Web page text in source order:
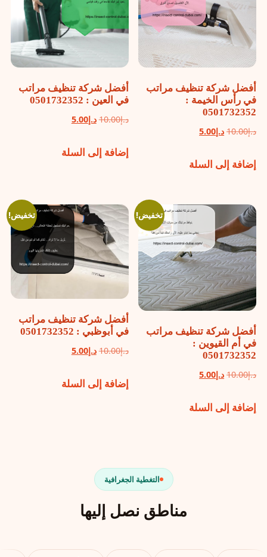
أفضل شركة تنظيف مراتب
في رأس الخيمة :
0501732352
د.إ10.00 السعر
هو:
د.إ5.00السعر
هو:
إضافة إلى السلة
أفضل شركة تنظيف مراتب
في العين : 0501732352
د.إ10.00السعر
هو:
د.إ5.00السعر
هو:
إضافة إلى السلة
تخفيض!
أفضل شركة تنظيف مراتب
في أم القيوين :
0501732352
د.إ10.00 السعر
هو:
د.إ5.00السعر
هو:
إضافة إلى السلة
تخفيض!
أفضل شركة تنظيف مراتب
في أبوظبي : 0501732352
د.إ10.00السعر
هو:
د.إ5.00السعر
هو:
إضافة إلى السلة
التغطية الجغرافية
مناطق نصل إليها